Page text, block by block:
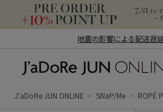
地震の影響による配送遅
ン オンライン）
J'aDoRe JUN ONLINE SNaP/Me ROPÉ